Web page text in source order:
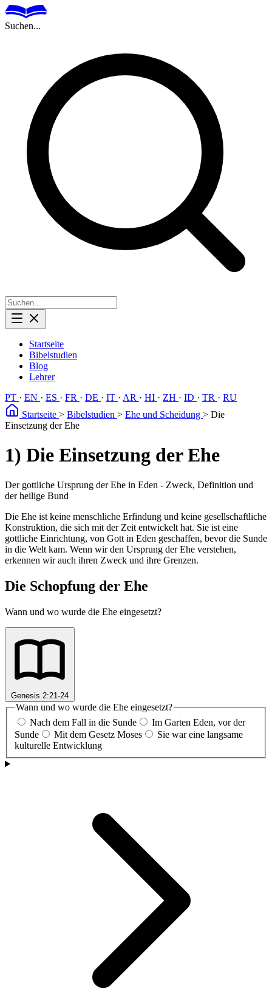
Suchen...
Startseite
Bibelstudien
Blog
Lehrer
PT · EN · ES · FR · DE · IT · AR · HI · ZH · ID · TR · RU
Startseite > Bibelstudien > Ehe und Scheidung > Die
Einsetzung der Ehe
1) Die Einsetzung der Ehe
Der gottliche Ursprung der Ehe in Eden - Zweck, Definition und
der heilige Bund
Die Ehe ist keine menschliche Erfindung und keine gesellschaftliche
Konstruktion, die sich mit der Zeit entwickelt hat. Sie ist eine
gottliche Einrichtung, von Gott in Eden geschaffen, bevor die Sunde
in die Welt kam. Wenn wir den Ursprung der Ehe verstehen,
erkennen wir auch ihren Zweck und ihre Grenzen.
Die Schopfung der Ehe
Wann und wo wurde die Ehe eingesetzt?
Genesis 2:21-24
Wann und wo wurde die Ehe eingesetzt?
Nach dem Fall in die Sunde
Im Garten Eden, vor der
Sunde
Mit dem Gesetz Moses
Sie war eine langsame
kulturelle Entwicklung